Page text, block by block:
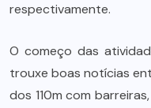
respectivamente.
O começo das
trouxe boas notícias
dos 110m com